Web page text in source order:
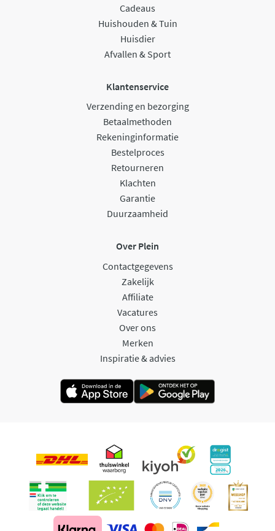
Cadeaus
Huishouden & Tuin
Huisdier
Afvallen & Sport
Klantenservice
Verzending en bezorging
Betaalmethoden
Rekeninginformatie
Bestelproces
Retourneren
Klachten
Garantie
Duurzaamheid
Over Plein
Contactgegevens
Zakelijk
Affiliate
Vacatures
Over ons
Merken
Inspiratie & advies